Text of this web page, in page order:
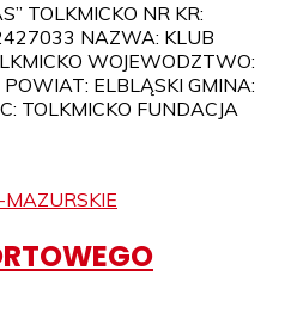
TOLKMICKO NR KR:
NAZWA: KLUB
WOJEWODZTWO:
ELBLĄSKI GMINA:
TOLKMICKO FUNDACJA